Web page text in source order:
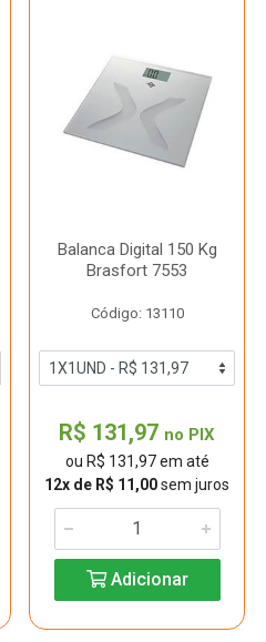
Balanca Digital 150 Kg
Brasfort 7553
Código: 13110
R$ 131,97 no PIX
ou R$ 131,97 em até
12x de R$ 11,00sem juros
Adicionar